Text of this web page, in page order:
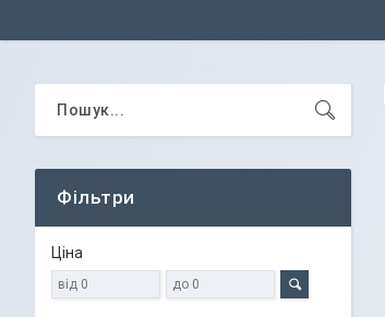
Фільтри
Ціна